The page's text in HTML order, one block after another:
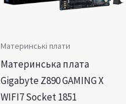
Материнські плати
Материнська плата
Gigabyte Z890 GAMING X
WIFI7 Socket 1851